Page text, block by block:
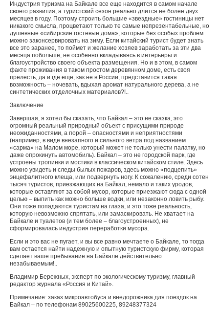
Индустрия туризма на Байкале все еще находится в самом начале
своего развития, а туристский сезон реально длится не более двух
месяцев в году. Поэтому строить большие «звездные» гостиницы нет
никакого смысла, процветают только те самые непрезентабельные, но
душевные «сибирские гостевые дома», которые без особых проблем
можно законсервировать на зиму. Если китайский турист будет знать
все это заранее, то поймет и желание хозяев заработать за эти два
месяца побольше, не особенно вкладываясь в интерьеры и
благоустройство своего объекта размещения. Но и в этом, в самом
факте проживания в таком простом деревянном доме, есть своя
прелесть, да и где еще, как не в России, представится такая
возможность – ночевать, вдыхая аромат натурального дерева, а не
синтетических отделочных материалов?!..
Заключение
Завершая, я хотел бы сказать, что Байкал – это не сказка, это
огромный реальный природный объект с присущими природе
неожиданностями, а порой – опасностями и неприятностями
(например, в виде внезапного и сильного ветра под названием
«сарма» на Малом море, который может не только унести палатку, но
даже опрокинуть автомобиль). Байкал – это не городской парк, где
устроены тропинки и мостики в классическом китайском стиле. Здесь
можно увидеть и следы былых пожаров, здесь можно «подцепить»
энцефалитного клеща, или подвернуть ногу. К сожалению, среди сотен
тысяч туристов, приезжающих на Байкал, немало и таких уродов,
которые оставляют за собой мусор, которые приезжают сюда с одной
целью – выпить как можно больше водки, или незаконно ловить рыбу.
Они тоже попадаются туристам на глаза, и это тоже реальность,
которую невозможно спрятать, или замаскировать. Не хватает на
Байкале и туалетов (и тем более – благоустроенных), не
сформировалась индустрия переработки мусора.
Если и это вас не пугает, и вы все равно мечтаете о Байкале, то тогда
вам остается найти надежную и опытную туристскую фирму, которая
сделает ваше пребывание на Байкале действительно
незабываемым!..
Владимир Бережных, эксперт по экологическому туризму, главный
редактор журнала «Россия и Китай».
Примечание: заказ микроавтобуса и внедорожника для поездок на
Байкал – по телефонам 89025600225, 89248377324